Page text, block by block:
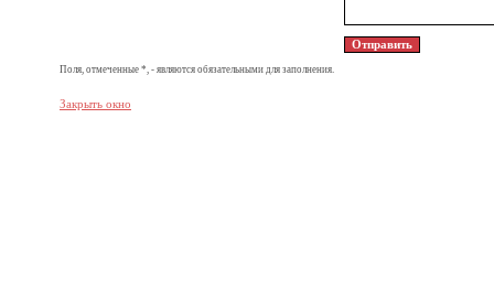
Поля, отмеченные *, - являются обязательными для заполнения.
Закрыть окно